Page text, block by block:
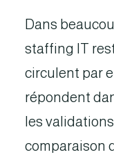
Dans
staffing IT
circulent par
répondent
les
comparaison